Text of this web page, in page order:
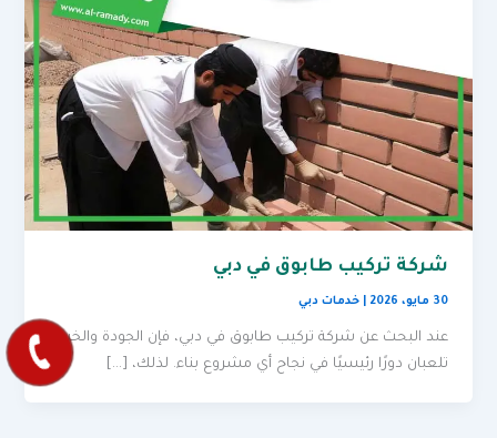
شركة تركيب طابوق في دبي
30 مايو، 2026 |خدمات دبي
عند البحث عن شركة تركيب طابوق في دبي، فإن الجودة والخبرة
تلعبان دورًا رئيسيًا في نجاح أي مشروع بناء. لذلك، […]